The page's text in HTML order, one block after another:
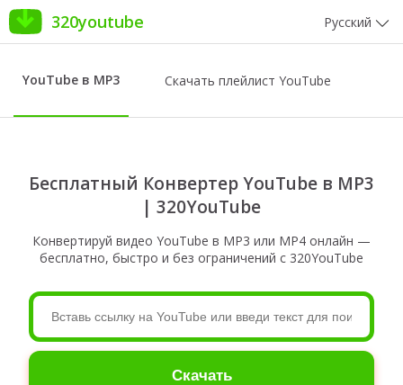
320youtube Русский
YouTube в MP3 Скачать плейлист YouTube
Бесплатный Конвертер YouTube в MP3
| 320YouTube
Конвертируй видео YouTube в MP3 или MP4 онлайн —
бесплатно, быстро и без ограничений с 320YouTube
Скачать